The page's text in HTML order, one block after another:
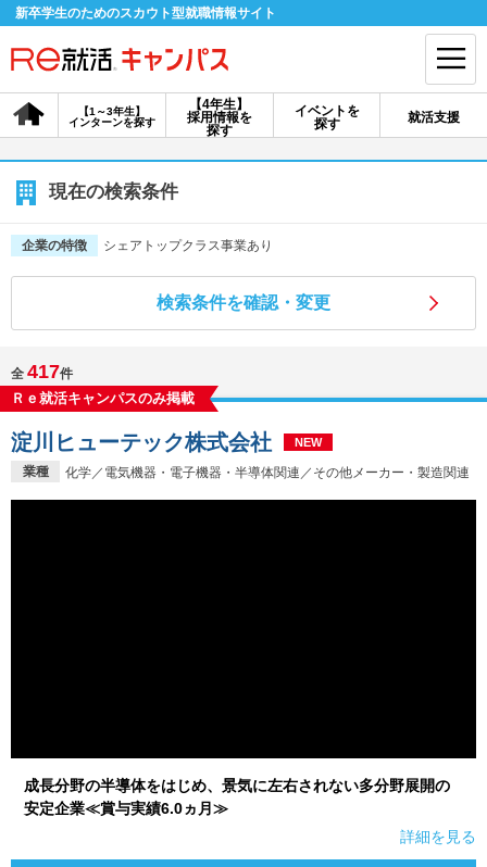
新卒学生のためのスカウト型就職情報サイト
【4年生】
採用情報を
探す
【1～3年生】
インターンを探す
イベントを
探す
就活支援
会員登録 ログイン
探す
【4年生】
【1～3年生】
イベントを探す スカウト お知らせ
就活ノウハウ・サポート
現在の検索条件
企業の特徴 シェアトップクラス事業あり
検索条件を確認・変更
全 417件
Ｒｅ就活キャンパスのみ掲載
業種 化学／電気機器・電子機器・半導体関連／その他メーカー・製造関連
淀川ヒューテック株式会社 NEW
成長分野の半導体をはじめ、景気に左右されない多分野展開の
安定企業≪賞与実績6.0ヵ月≫
詳細を見る